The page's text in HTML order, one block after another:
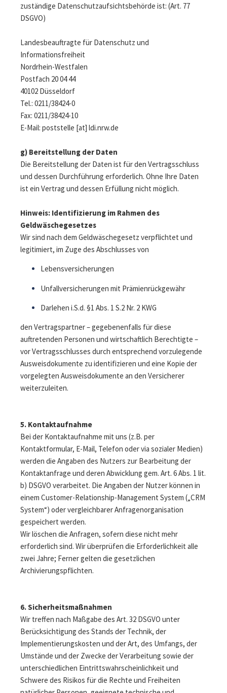
zuständige Datenschutzaufsichtsbehörde ist: (Art. 77
DSGVO)
Landesbeauftragte für Datenschutz und
Informationsfreiheit
Nordrhein-Westfalen
Postfach 20 04 44
40102 Düsseldorf
Tel.: 0211/38424-0
Fax: 0211/38424-10
E-Mail: poststelle [at] ldi.nrw.de
g) Bereitstellung der Daten
Die Bereitstellung der Daten ist für den Vertragsschluss
und dessen Durchführung erforderlich. Ohne Ihre Daten
ist ein Vertrag und dessen Erfüllung nicht möglich.
Hinweis: Identifizierung im Rahmen des
Geldwäschegesetzes
Wir sind nach dem Geldwäschegesetz verpflichtet und
legitimiert, im Zuge des Abschlusses von
Lebensversicherungen
Unfallversicherungen mit Prämienrückgewähr
Darlehen i.S.d. §1 Abs. 1 S.2 Nr. 2 KWG
den Vertragspartner – gegebenenfalls für diese
auftretenden Personen und wirtschaftlich Berechtigte –
vor Vertragsschlusses durch entsprechend vorzulegende
Ausweisdokumente zu identifizieren und eine Kopie der
vorgelegten Ausweisdokumente an den Versicherer
weiterzuleiten.
5. Kontaktaufnahme
Bei der Kontaktaufnahme mit uns (z.B. per
Kontaktformular, E-Mail, Telefon oder via sozialer Medien)
werden die Angaben des Nutzers zur Bearbeitung der
Kontaktanfrage und deren Abwicklung gem. Art. 6 Abs. 1 lit.
b) DSGVO verarbeitet. Die Angaben der Nutzer können in
einem Customer-Relationship-Management System („CRM
System“) oder vergleichbarer Anfragenorganisation
gespeichert werden.
Wir löschen die Anfragen, sofern diese nicht mehr
erforderlich sind. Wir überprüfen die Erforderlichkeit alle
zwei Jahre; Ferner gelten die gesetzlichen
Archivierungspflichten.
6. Sicherheitsmaßnahmen
Wir treffen nach Maßgabe des Art. 32 DSGVO unter
Berücksichtigung des Stands der Technik, der
Implementierungskosten und der Art, des Umfangs, der
Umstände und der Zwecke der Verarbeitung sowie der
unterschiedlichen Eintrittswahrscheinlichkeit und
Schwere des Risikos für die Rechte und Freiheiten